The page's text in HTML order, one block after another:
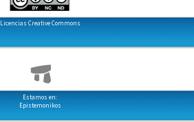
Licencias Creative Commons
Estamos en:
Epistemonikos